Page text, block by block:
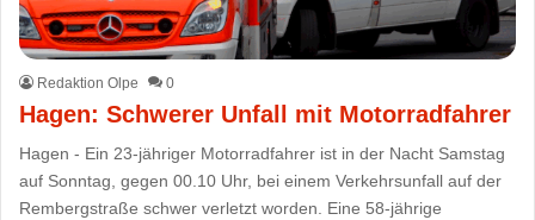
Redaktion Olpe 0
Hagen: Schwerer Unfall mit Motorradfahrer
Hagen - Ein 23-jähriger Motorradfahrer ist in der Nacht Samstag
auf Sonntag, gegen 00.10 Uhr, bei einem Verkehrsunfall auf der
Rembergstraße schwer verletzt worden. Eine 58-jährige